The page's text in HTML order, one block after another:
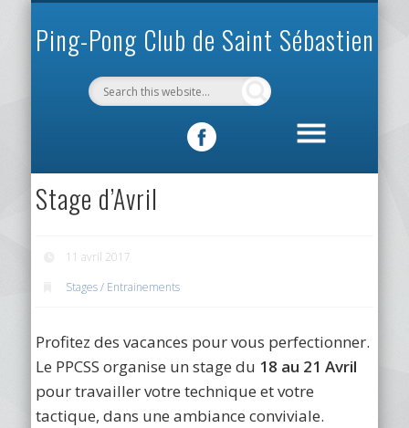
Ping-Pong Club de Saint Sébastien
Stage d’Avril
11 avril 2017
Stages / Entrainements
Profitez des vacances pour vous perfectionner.
Le PPCSS organise un stage du 18 au 21 Avril
pour travailler votre technique et votre
tactique, dans une ambiance conviviale.